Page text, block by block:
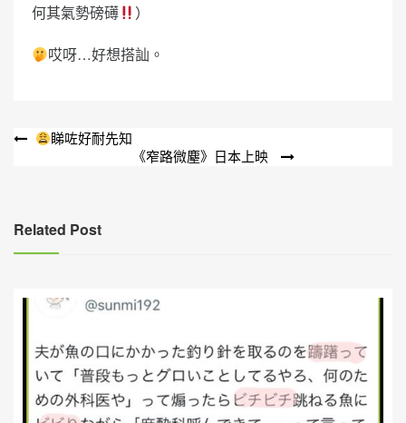
何其氣勢磅礡
）
哎呀…好想搭訕。
文
覽
睇咗好耐先知
《窄路微塵》日本上映
Related Post